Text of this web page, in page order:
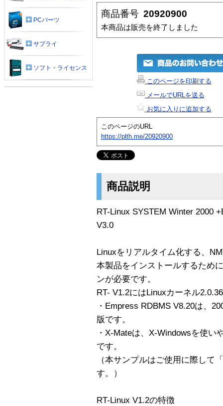
商品番号 20920900
本商品は販売を終了しました
このページを印刷する
メールでURLを送る
お気に入りに追加する
このページのURL
https://plth.me/20920900
商品説明
RT-Linux SYSTEM Winter 2000
V3.0
Linuxをリアルタイム化する、
本製品をインストールするため
ンが必要です。
RT- V1.2にはLinuxカーネル
・Empress RDBMS V8.20は、
版です。
・X-Mateは、X-Windowsを使
です。
（本サンプルはご使用に際して
す。）
RT-Linux V1.2の特徴
PCパーツ
サプライ
ソフト・ライセンス